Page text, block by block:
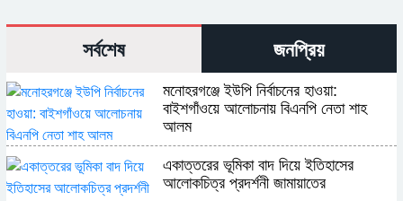
সর্বশেষ জনপ্রিয়
মনোহরগঞ্জে ইউপি নির্বাচনের হাওয়া:
বাইশগাঁওয়ে আলোচনায় বিএনপি নেতা শাহ
আলম
একাত্তরের ভূমিকা বাদ দিয়ে ইতিহাসের
আলোকচিত্র প্রদর্শনী জামায়াতের